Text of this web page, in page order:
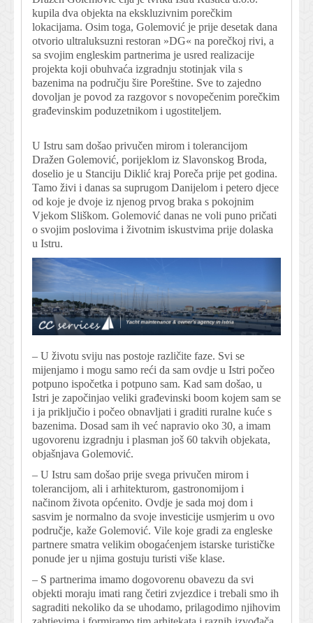
kupila dva objekta na ekskluzivnim porečkim
lokacijama. Osim toga, Golemović je prije desetak dana
otvorio ultraluksuzni restoran »DG« na porečkoj rivi, a
sa svojim engleskim partnerima je usred realizacije
projekta koji obuhvaća izgradnju stotinjak vila s
bazenima na području šire Poreštine. Sve to zajedno
dovoljan je povod za razgovor s novopečenim porečkim
građevinskim poduzetnikom i ugostiteljem.
U Istru sam došao privučen mirom i tolerancijom
Dražen Golemović, porijeklom iz Slavonskog Broda,
doselio je u Stanciju Diklić kraj Poreča prije pet godina.
Tamo živi i danas sa suprugom Danijelom i petero djece
od koje je dvoje iz njenog prvog braka s pokojnim
Vjekom Sliškom. Golemović danas ne voli puno pričati
o svojim poslovima i životnim iskustvima prije dolaska
u Istru.
– U životu sviju nas postoje različite faze. Svi se
mijenjamo i mogu samo reći da sam ovdje u Istri počeo
potpuno ispočetka i potpuno sam. Kad sam došao, u
Istri je započinjao veliki građevinski boom kojem sam se
i ja priključio i počeo obnavljati i graditi ruralne kuće s
bazenima. Dosad sam ih već napravio oko 30, a imam
ugovorenu izgradnju i plasman još 60 takvih objekata,
objašnjava Golemović.
– U Istru sam došao prije svega privučen mirom i
tolerancijom, ali i arhitekturom, gastronomijom i
načinom života općenito. Ovdje je sada moj dom i
sasvim je normalno da svoje investicije usmjerim u ovo
područje, kaže Golemović. Vile koje gradi za engleske
partnere smatra velikim obogaćenjem istarske turističke
ponude jer u njima gostuju turisti više klase.
– S partnerima imamo dogovorenu obavezu da svi
objekti moraju imati rang četiri zvjezdice i trebali smo ih
sagraditi nekoliko da se uhodamo, prilagodimo njihovim